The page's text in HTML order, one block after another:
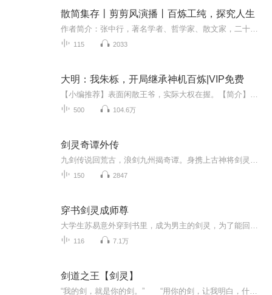
散简集存丨剪剪风演播丨百炼工纯，探究人生
115 2033
大明：我朱栎，开局继承神机百炼|VIP免费
500 104.6万
剑灵奇谭外传
150 2847
穿书剑灵成师尊
116 7.1万
剑道之王【剑灵】